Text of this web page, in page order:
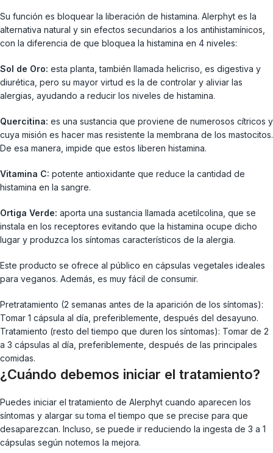
Su función es bloquear la liberación de histamina. Alerphyt es la
alternativa natural y sin efectos secundarios a los antihistamínicos,
con la diferencia de que bloquea la histamina en 4 niveles:
Sol de Oro: esta planta, también llamada helicriso, es digestiva y
diurética, pero su mayor virtud es la de controlar y aliviar las
alergias, ayudando a reducir los niveles de histamina.
Quercitina: es una sustancia que proviene de numerosos cítricos y
cuya misión es hacer mas resistente la membrana de los mastocitos.
De esa manera, impide que estos liberen histamina.
Vitamina C: potente antioxidante que reduce la cantidad de
histamina en la sangre.
Ortiga Verde: aporta una sustancia llamada acetilcolina, que se
instala en los receptores evitando que la histamina ocupe dicho
lugar y produzca los síntomas característicos de la alergia.
Este producto se ofrece al público en cápsulas vegetales ideales
para veganos. Además, es muy fácil de consumir.
Pretratamiento (2 semanas antes de la aparición de los síntomas):
Tomar 1 cápsula al día, preferiblemente, después del desayuno.
Tratamiento (resto del tiempo que duren los síntomas): Tomar de 2
a 3 cápsulas al día, preferiblemente, después de las principales
comidas.
¿Cuándo debemos iniciar el tratamiento?
Puedes iniciar el tratamiento de Alerphyt cuando aparecen los
síntomas y alargar su toma el tiempo que se precise para que
desaparezcan. Incluso, se puede ir reduciendo la ingesta de 3 a 1
cápsulas según notemos la mejora.